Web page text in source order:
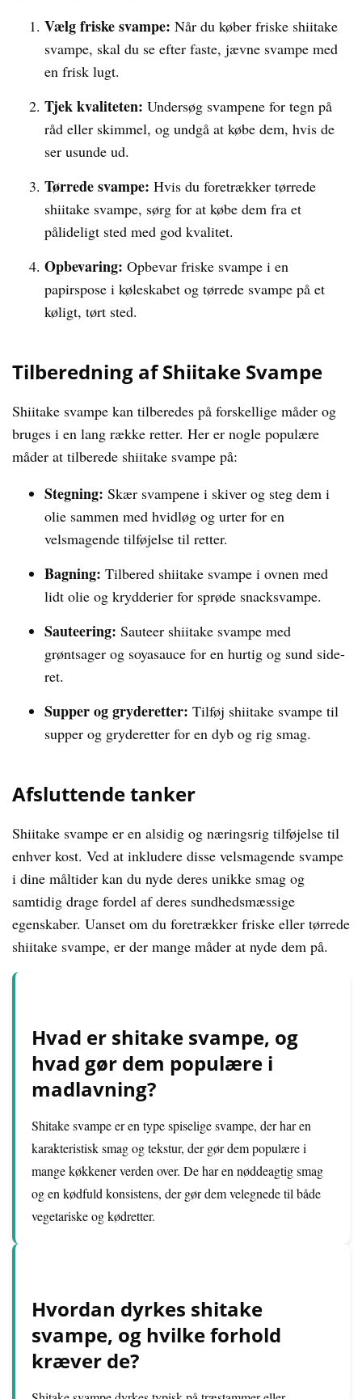
Vælg friske svampe: Når du køber friske shiitake
svampe, skal du se efter faste, jævne svampe med
en frisk lugt.
Tjek kvaliteten: Undersøg svampene for tegn på
råd eller skimmel, og undgå at købe dem, hvis de
ser usunde ud.
Tørrede svampe: Hvis du foretrækker tørrede
shiitake svampe, sørg for at købe dem fra et
pålideligt sted med god kvalitet.
Opbevaring: Opbevar friske svampe i en
papirspose i køleskabet og tørrede svampe på et
køligt, tørt sted.
Tilberedning af Shiitake Svampe
Shiitake svampe kan tilberedes på forskellige måder og
bruges i en lang række retter. Her er nogle populære
måder at tilberede shiitake svampe på:
Stegning: Skær svampene i skiver og steg dem i
olie sammen med hvidløg og urter for en
velsmagende tilføjelse til retter.
Bagning: Tilbered shiitake svampe i ovnen med
lidt olie og krydderier for sprøde snacksvampe.
Sauteering: Sauteer shiitake svampe med
grøntsager og soyasauce for en hurtig og sund side-
ret.
Supper og gryderetter: Tilføj shiitake svampe til
supper og gryderetter for en dyb og rig smag.
Afsluttende tanker
Shiitake svampe er en alsidig og næringsrig tilføjelse til
enhver kost. Ved at inkludere disse velsmagende svampe
i dine måltider kan du nyde deres unikke smag og
samtidig drage fordel af deres sundhedsmæssige
egenskaber. Uanset om du foretrækker friske eller tørrede
shiitake svampe, er der mange måder at nyde dem på.
Hvad er shitake svampe, og
hvad gør dem populære i
madlavning?
Shitake svampe er en type spiselige svampe, der har en
karakteristisk smag og tekstur, der gør dem populære i
mange køkkener verden over. De har en nøddeagtig smag
og en kødfuld konsistens, der gør dem velegnede til både
vegetariske og kødretter.
Hvordan dyrkes shitake
svampe, og hvilke forhold
kræver de?